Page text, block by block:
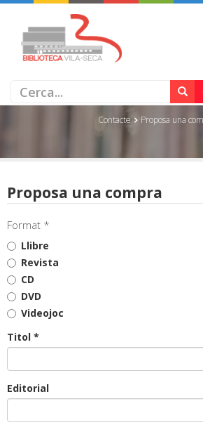
PROPOSA UNA
Contacte Proposa una
Proposa una compra
Format *
Llibre
Revista
CD
DVD
Videojoc
Titol *
Editorial